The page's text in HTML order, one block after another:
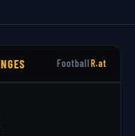
FootballR.at